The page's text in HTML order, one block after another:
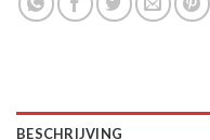
BESCHRIJVING